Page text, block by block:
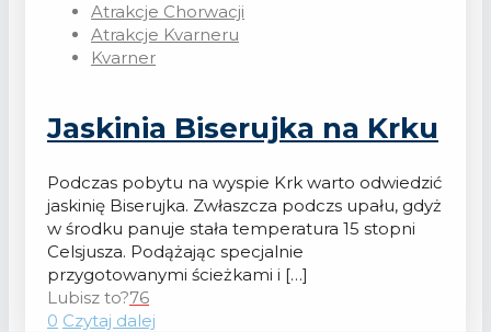
Atrakcje Chorwacji
Atrakcje Kvarneru
Kvarner
Jaskinia Biserujka na Krku
Podczas pobytu na wyspie Krk warto odwiedzić
jaskinię Biserujka. Zwłaszcza podczs upału, gdyż
w środku panuje stała temperatura 15 stopni
Celsjusza. Podążając specjalnie
przygotowanymi ścieżkami i […]
Lubisz to?76
0 Czytaj dalej